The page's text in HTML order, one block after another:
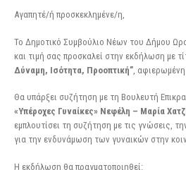
Αγαπητέ/ή προσκεκλημένε/η,
Το Δημοτικό Συμβούλιο Νέων του Δήμου
και τιμή σας προσκαλεί στην εκδήλωση με
Δύναμη, Ισότητα, Προοπτική” ,
Θα υπάρξει συζήτηση με τη Βουλευτή
«Υπέροχες Γυναίκες» Νεφέλη – Μαρία
εμπλουτίσει τη συζήτηση με τις γνώσεις,
για την ενδυνάμωση των γυναικών στην
Η εκδήλωση θα πραγματοποιηθεί: